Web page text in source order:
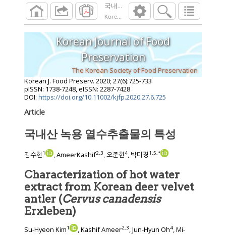
국내산 녹용 열수추출물의 특성
Korean J. Food Preserv.
2020 ;27( ):
Korean Journal of Food
Preservation
The Korean Society of Food Preservation
Korean J. Food Preserv. 2020; 27(6):725-733
pISSN: 1738-7248, eISSN: 2287-7428
DOI: https://doi.org/10.11002/kjfp.2020.27.6.725
Article
국내산 녹용 열수추출물의 특성
김수현 1 , AmeerKashif2,3, 오준현4, 박미경 1,5,*
Characterization of hot water
extract from Korean deer velvet
antler (Cervus canadensis
Erxleben)
Su-Hyeon Kim1 , Kashif Ameer2,3, Jun-Hyun Oh4, Mi-